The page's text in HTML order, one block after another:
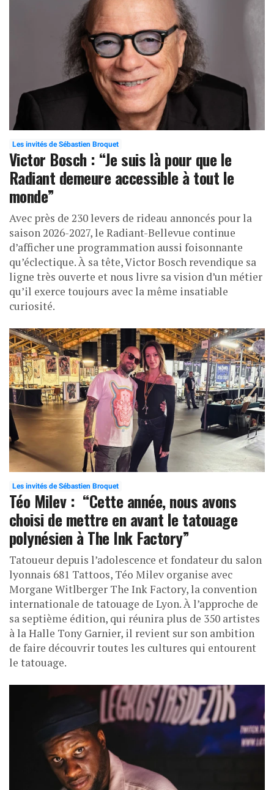
Les invités de Sébastien Broquet
Victor Bosch : “Je suis là pour que le
Radiant demeure accessible à tout le
monde”
Avec près de 230 levers de rideau annoncés pour la
saison 2026-2027, le Radiant-Bellevue continue
d’afficher une programmation aussi foisonnante
qu’éclectique. À sa tête, Victor Bosch revendique sa
ligne très ouverte et nous livre sa vision d’un métier
qu’il exerce toujours avec la même insatiable
curiosité.
Les invités de Sébastien Broquet
Téo Milev : “Cette année, nous avons
choisi de mettre en avant le tatouage
polynésien à The Ink Factory”
Tatoueur depuis l’adolescence et fondateur du salon
lyonnais 681 Tattoos, Téo Milev organise avec
Morgane Witlberger The Ink Factory, la convention
internationale de tatouage de Lyon. À l’approche de
sa septième édition, qui réunira plus de 350 artistes
à la Halle Tony Garnier, il revient sur son ambition
de faire découvrir toutes les cultures qui entourent
le tatouage.